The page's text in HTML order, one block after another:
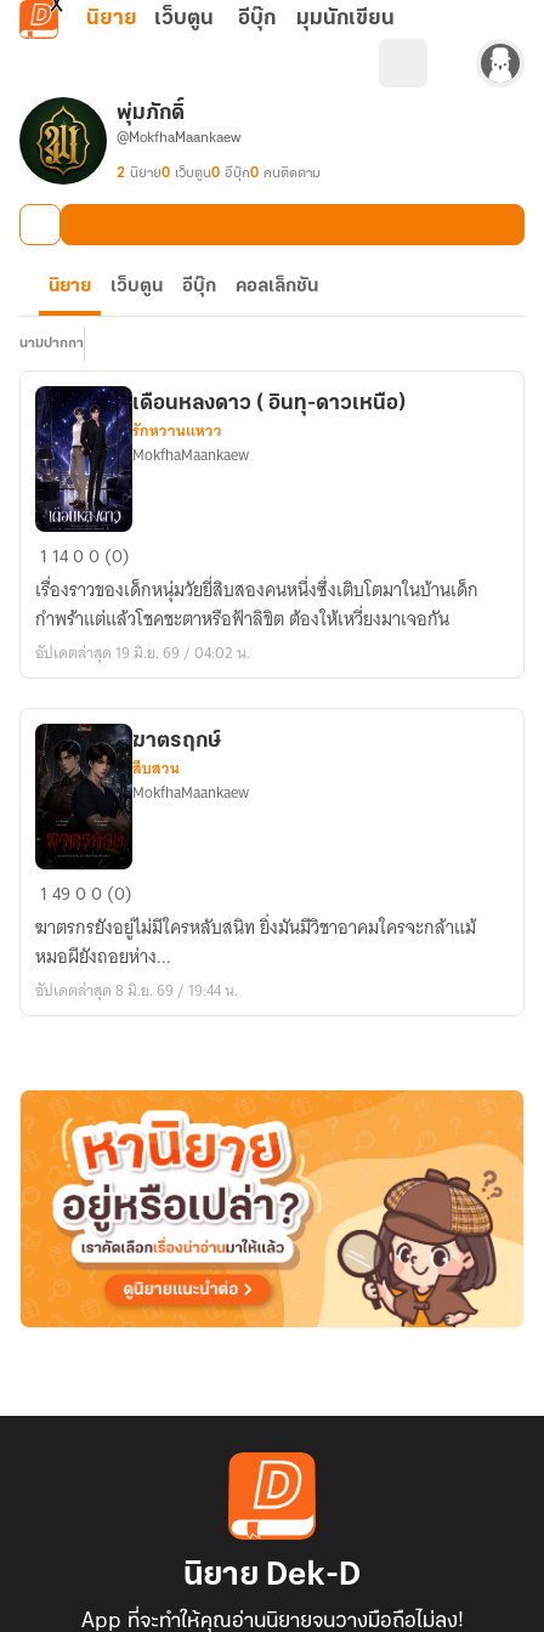
ข้ามไปยังเนื้อหาหลัก
นิยาย เว็บตูน อีบุ๊ก มุมนักเขียน
พุ่มภักดิ์
@MokfhaMaankaew
2 นิยาย0 เว็บตูน0 อีบุ๊ก0 คนติดตาม
นิยาย เว็บตูน อีบุ๊ก คอลเล็กชัน
นามปากกา
เดือน
หลง
ดาว
(
อินทุ-
เหนือ)
เดือนหลงดาว ( อินทุ-ดาวเหนือ)
รักหวานแหวว
MokfhaMaankaew
1 1400 (0)
เรื่องราวของเด็กหนุ่มวัยยี่สิบสองคนหนึ่งซึ่งเติบโตมาในบ้านเด็ก
กำพร้าแต่แล้วโชคชะตาหรือฟ้าลิขิต ต้องให้เหวี่ยงมาเจอกัน
อัปเดตล่าสุด 19 มิ.ย. 69 / 04:02 น.
ฆาต
ฤกษ์
ฆาตรฤกษ์
สืบสวน
MokfhaMaankaew
14900 (0)
ฆาตรกรยังอยู่ไม่มีใครหลับสนิท ยิ่งมันมีวิชาอาคมใครจะกล้าแม้
หมอผียังถอยห่าง...
อัปเดตล่าสุด 8 มิ.ย. 69 / 19:44 น.
นิยาย Dek-D
App ที่จะทำให้คุณอ่านนิยายจนวางมือถือไม่ลง!